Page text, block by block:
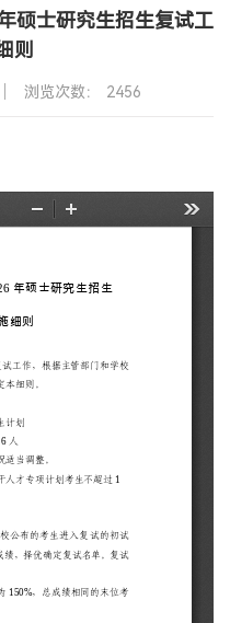
硕士研究生招生复试工
则
浏览次数： 2456